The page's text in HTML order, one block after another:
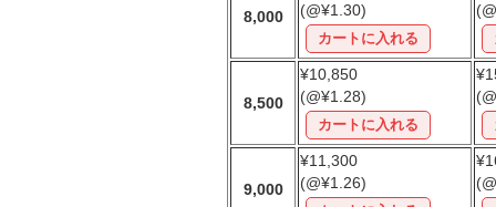
8,000
(@¥1.30)
8,500
¥10,850
(@¥1.28)
9,000
¥11,300
(@¥1.26)